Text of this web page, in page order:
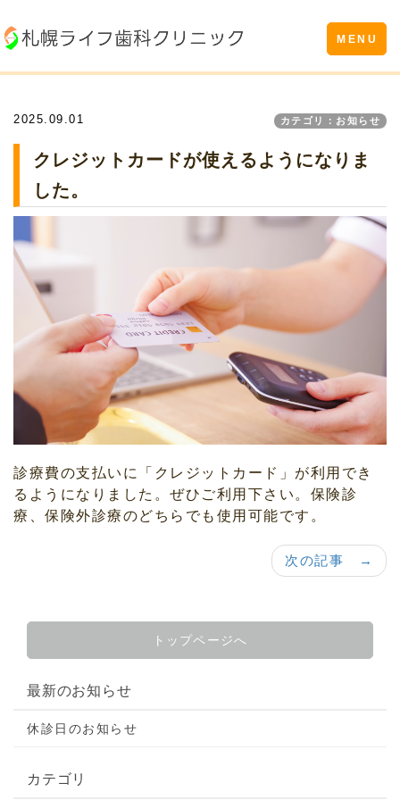
Toggle
navigation
MENU
2025.09.01 カテゴリ：お知らせ
クレジットカードが使えるようになりま
した。
診療費の支払いに「クレジットカード」が利用でき
るようになりました。ぜひご利用下さい。保険診
療、保険外診療のどちらでも使用可能です。
次の記事 →
トップページへ
最新のお知らせ
休診日のお知らせ
カテゴリ